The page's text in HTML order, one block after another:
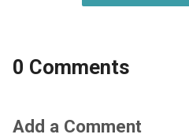
0 Comments
Add a Comment